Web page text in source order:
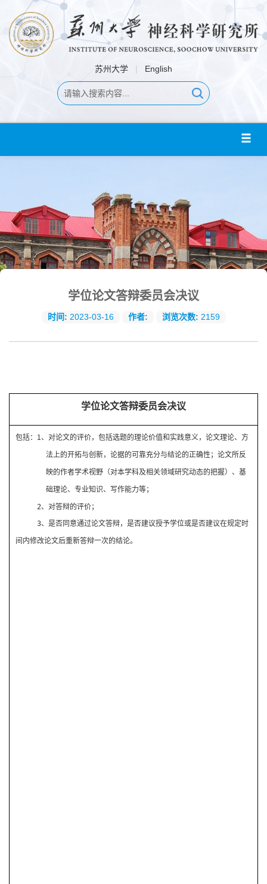
苏州大学 | English
学位论文答辩委员会决议
时间: 2023-03-16 作者: 浏览次数: 2159
学位论文答辩委员会决议
包括： 1 、 对论文的评价，包括选题的理论价值和实践意义，论文理论、方
法上的开拓与创新，论据的可靠充分与结论的正确性；论文所反
映的作者学术视野（对本学科及相关领域研究动态的把握）、基
础理论、专业知识、写作能力等；
2、对答辩的评价；
3、是否同意通过论文答辩，是否建议授予学位或是否建议在规定时
间内修改论文后重新答辩一次的结论。